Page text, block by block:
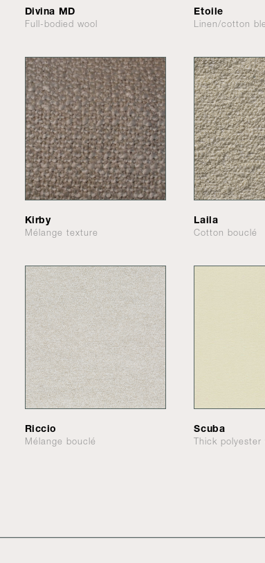
Divina MD
Full-bodied wool
Etoile
Linen/cotton
Kirby
Mélange texture
Laila
Cotton bouclé
Riccio
Mélange bouclé
Scuba
Thick polyester